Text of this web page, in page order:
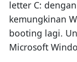
letter C:
kemungkinan
booting lagi.
Microsoft